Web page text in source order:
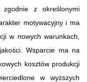
z określonymi
motywacyjny i ma
w nowych warunkach,
Wsparcie ma na
kosztów produkcji
w wyższych